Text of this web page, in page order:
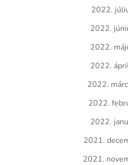
2022.
2022.
2022.
2022.
2022.
2022.
2022.
2021.
2021.